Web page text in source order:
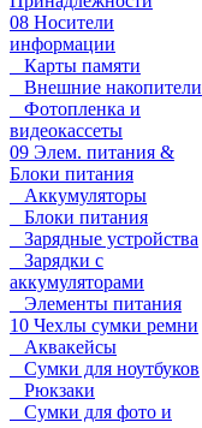
08 Носители
информации
Карты памяти
Внешние накопители
Фотопленка и
видеокассеты
09 Элем. питания &
Блоки питания
Аккумуляторы
Блоки питания
Зарядные устройства
Зарядки с
аккумуляторами
Элементы питания
10 Чехлы сумки ремни
Аквакейсы
Сумки для ноутбуков
Рюкзаки
Сумки для фото и